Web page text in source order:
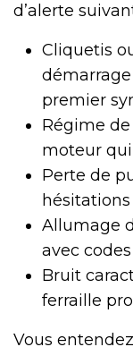
d’alerte
Cliquetis
premier
Régime
moteur
Perte de
Allumage
avec
Bruit
ferraille
Vous